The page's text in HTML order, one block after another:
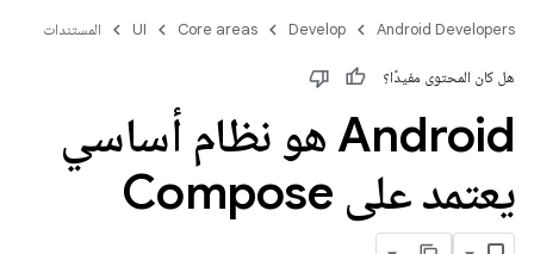
Android Developers
Develop
Core areas
UI المستندات
هل كان المحتوى مفيدًا؟
‫Android هو نظام أساسي
يعتمد على Compose